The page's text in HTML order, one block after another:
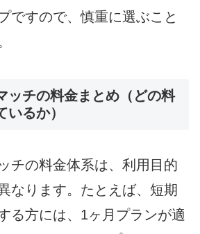
ですので、慎重に選ぶこと
ッチの料金まとめ（どの料
るか）
チの料金体系は、利用目的
なります。たとえば、短期
る方には、1ヶ月プランが適